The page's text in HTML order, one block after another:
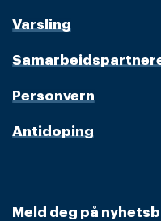
Varsling
Personvern
Antidoping
Meld deg på